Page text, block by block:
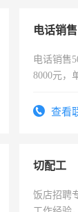
电话销售
电话销售
8000元，
查看
切配工
饭店招聘